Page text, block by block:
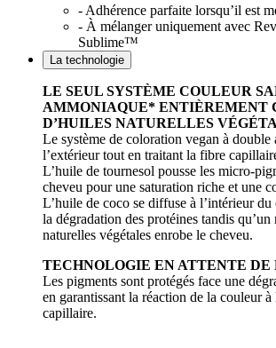
- Adhérence parfaite lorsqu’il est
- À mélanger uniquement avec
Sublime™
La technologie
LE SEUL SYSTÈME COULEUR
AMMONIAQUE* ENTIÈREMENT
D’HUILES NATURELLES
Le système de coloration vegan à double
l’extérieur tout en traitant la fibre
L’huile de tournesol pousse les micro-
cheveu pour une saturation riche et une
L’huile de coco se diffuse à l’intérieur
la dégradation des protéines tandis qu’un
naturelles végétales enrobe le cheveu.
TECHNOLOGIE EN ATTENTE DE
Les pigments sont protégés face une
en garantissant la réaction de la couleur
capillaire.